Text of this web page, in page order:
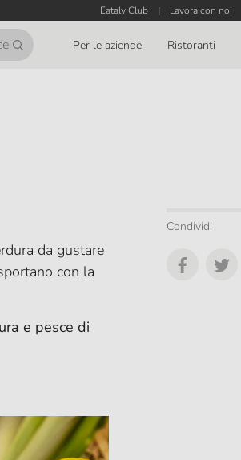
Eataly Club | Lavora con noi
Per le aziende Ristoranti
da gustare
con la
e pesce di
Condividi